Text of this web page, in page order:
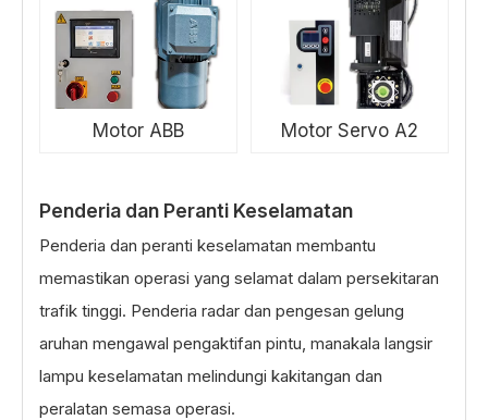
Motor ABB Motor Servo A2
Penderia dan Peranti Keselamatan
Penderia dan peranti keselamatan membantu
memastikan operasi yang selamat dalam persekitaran
trafik tinggi. Penderia radar dan pengesan gelung
aruhan mengawal pengaktifan pintu, manakala langsir
lampu keselamatan melindungi kakitangan dan
peralatan semasa operasi.